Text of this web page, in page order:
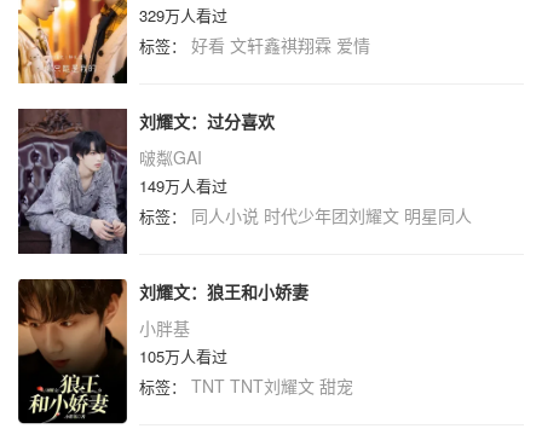
329万人看过
标签： 好看 文轩鑫祺翔霖 爱情
刘耀文：过分喜欢
啵粼GAI
149万人看过
标签： 同人小说 时代少年团刘耀文 明星同人
刘耀文：狼王和小娇妻
小胖基
105万人看过
标签： TNT TNT刘耀文 甜宠